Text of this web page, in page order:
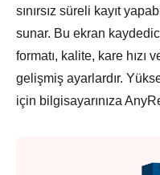
sınırsız süreli kayıt
sunar. Bu ekran
formatı, kalite, kare hızı
gelişmiş ayarlardır.
için bilgisayarınıza